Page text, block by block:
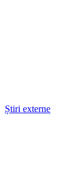
Știri externe